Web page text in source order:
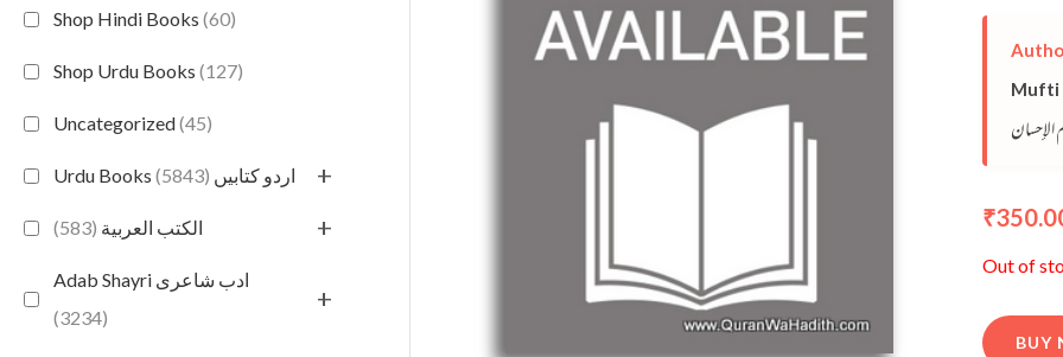
Shop Hindi Books (60)
Shop Urdu Books (127)
Uncategorized(45)
Urdu Books اردو کتابیں (5843) +
الكتب العربية (583) +
Adab Shayri ادب شاعری
(3234)
+
Mufti
الإحسان
₹
Out of
BUY